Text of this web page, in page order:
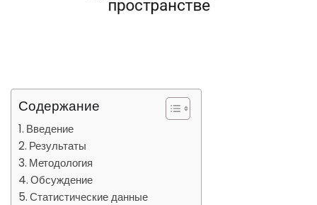
Содержание
Введение
Результаты
Методология
Обсуждение
Статистические данные